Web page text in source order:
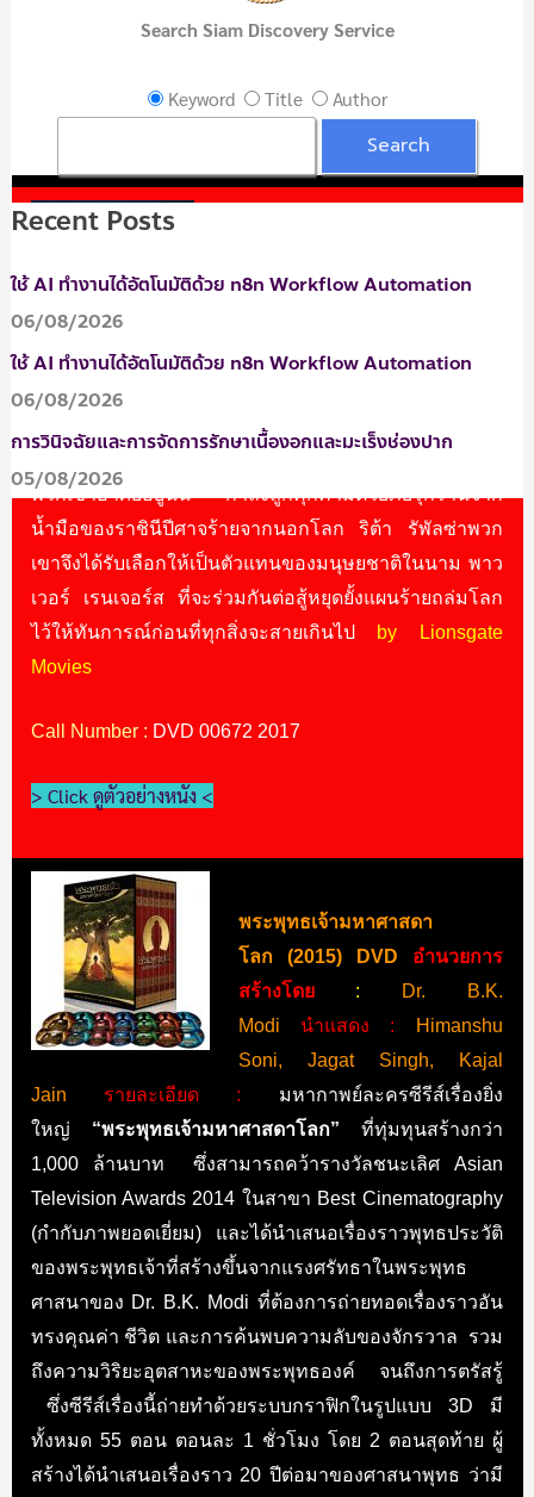
> Click ดูตัวอย่างหนัง <
กำกับโดย : Haim Sabanนำแสดง
Scott, RJ Cylerรายละเอียด :เรื่อง
ค.ศ. 2017 ที่บอกเล่าเรื่องราวของ
พวกเขาอาศัยอยู่นั้น กำลังถูกคุกคามด้วยภัยรุกรานจาก
น้ำมือของราชินีปีศาจร้ายจากนอกโลก ริต้า รัพัลซ่าพวก
เขาจึงได้รับเลือกให้เป็นตัวแทนของมนุษยชาติในนาม พาว
เวอร์ เรนเจอร์ส ที่จะร่วมกันต่อสู้หยุดยั้งแผนร้ายถล่มโลก
ไว้ให้ทันการณ์ก่อนที่ทุกสิ่งจะสายเกินไป
by Lionsgate
Movies
Call Number : DVD 00672 2017
> Click ดูตัวอย่างหนัง <
พระพุทธเจ้ามหาศาสดา
โลก (2015) DVD
อำนวยการ
สร้างโดย:
Dr. B.K.
Modi
นำแสดง :
Himanshu
Soni, Jagat Singh, Kajal
Jain
รายละเอียด : มหากาพย์ละครซีรีส์เรื่องยิ่ง
ใหญ่ “พระพุทธเจ้ามหาศาสดาโลก” ที่ทุ่มทุนสร้างกว่า
1,000 ล้านบาท ซึ่งสามารถคว้ารางวัลชนะเลิศ Asian
Television Awards 2014 ในสาขา Best Cinematography
(กำกับภาพยอดเยี่ยม) และได้นำเสนอเรื่องราวพุทธประวัติ
ของพระพุทธเจ้าที่สร้างขึ้นจากแรงศรัทธาในพระพุทธ
ศาสนาของ Dr. B.K. Modi ที่ต้องการถ่ายทอดเรื่องราวอัน
ทรงคุณค่า ชีวิต และการค้นพบความลับของจักรวาล รวม
ถึงความวิริยะอุตสาหะของพระพุทธองค์ จนถึงการตรัสรู้
ซึ่งซีรีส์เรื่องนี้ถ่ายทำด้วยระบบกราฟิกในรูปแบบ 3D มี
ทั้งหมด 55 ตอน ตอนละ 1 ชั่วโมง โดย 2 ตอนสุดท้าย ผู้
สร้างได้นำเสนอเรื่องราว 20 ปีต่อมาของศาสนาพุทธ ว่ามี
Search Siam Discovery Service
Keyword Title Author
Recent Posts
ใช้ AI ทำงานได้อัตโนมัติด้วย n8n Workflow Automation
06/08/2026
ใช้ AI ทำงานได้อัตโนมัติด้วย n8n Workflow Automation
06/08/2026
การวินิจฉัยและการจัดการรักษาเนื้องอกและมะเร็งช่องปาก
05/08/2026